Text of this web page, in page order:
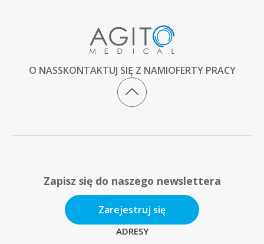
O NASSKONTAKTUJ SIĘ Z NAMIOFERTY PRACY
Zapisz się do naszego newslettera
Zarejestruj się
ADRESY